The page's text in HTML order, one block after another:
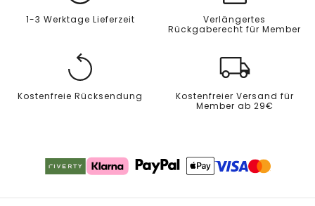
1-3 Werktage Lieferzeit
Verlängertes
Rückgaberecht für Member
Kostenfreie Rücksendung
Kostenfreier Versand für
Member ab 29€